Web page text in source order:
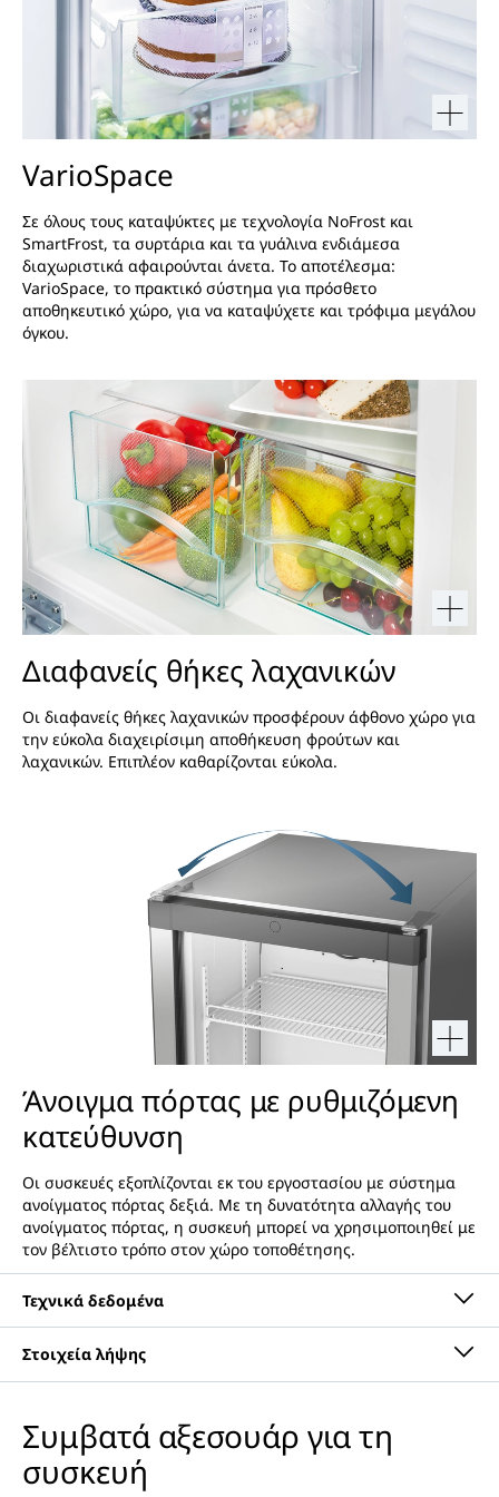
VarioSpace
Σε όλους τους καταψύκτες με τεχνολογία NoFrost και
SmartFrost, τα συρτάρια και τα γυάλινα ενδιάμεσα
διαχωριστικά αφαιρούνται άνετα. Το αποτέλεσμα:
VarioSpace, το πρακτικό σύστημα για πρόσθετο
αποθηκευτικό χώρο, για να καταψύχετε και τρόφιμα μεγάλου
όγκου.
Διαφανείς θήκες λαχανικών
Οι διαφανείς θήκες λαχανικών προσφέρουν άφθονο χώρο για
την εύκολα διαχειρίσιμη αποθήκευση φρούτων και
λαχανικών. Επιπλέον καθαρίζονται εύκολα.
Άνοιγμα πόρτας με ρυθμιζόμενη
κατεύθυνση
Οι συσκευές εξοπλίζονται εκ του εργοστασίου με σύστημα
ανοίγματος πόρτας δεξιά. Με τη δυνατότητα αλλαγής του
ανοίγματος πόρτας, η συσκευή μπορεί να χρησιμοποιηθεί με
τον βέλτιστο τρόπο στον χώρο τοποθέτησης.
Ομάδα προϊόντος
Οδηγίες χρήσης
Συμβατά αξεσουάρ για τη
συσκευή